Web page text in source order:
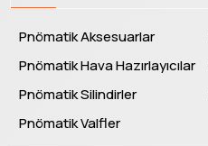
Pnömatik Aksesuarlar
Pnömatik Hava Hazırlayıcılar
Pnömatik Silindirler
Pnömatik Valfler